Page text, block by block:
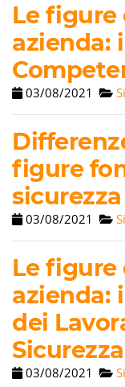
Le figure
azienda:
03/08/2021
figure
03/08/2021
Le figure
azienda:
dei
03/08/2021